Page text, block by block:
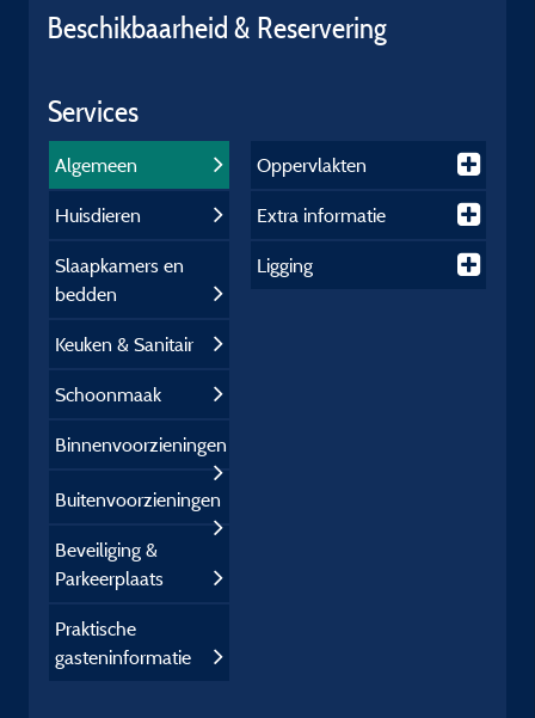
Beschikbaarheid & Reservering
Services
Algemeen
Huisdieren
Slaapkamers en
bedden
Keuken & Sanitair
Schoonmaak
Binnenvoorzieningen
Buitenvoorzieningen
Beveiliging &
Parkeerplaats
Praktische
gasteninformatie
Oppervlakten
Extra informatie
Ligging